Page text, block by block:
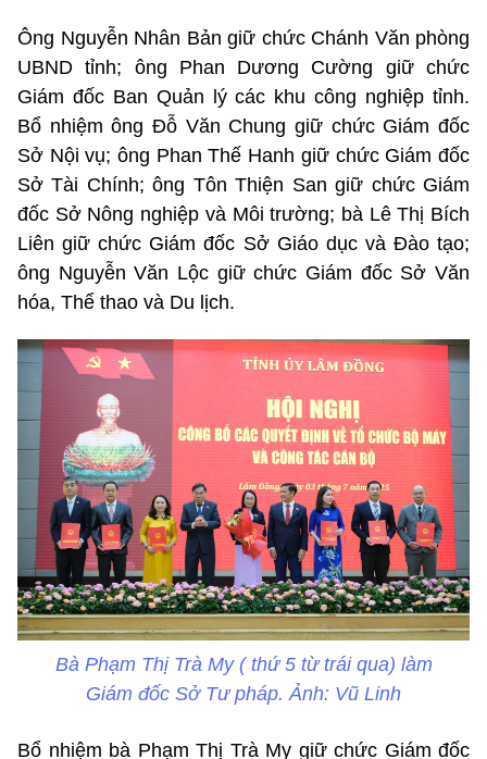
Ông Nguyễn Nhân Bản giữ chức Chánh Văn phòng
UBND tỉnh; ông Phan Dương Cường giữ chức
Giám đốc Ban Quản lý các khu công nghiệp tỉnh.
Bổ nhiệm ông Đỗ Văn Chung giữ chức Giám đốc
Sở Nội vụ; ông Phan Thế Hanh giữ chức Giám đốc
Sở Tài Chính; ông Tôn Thiện San giữ chức Giám
đốc Sở Nông nghiệp và Môi trường; bà Lê Thị Bích
Liên giữ chức Giám đốc Sở Giáo dục và Đào tạo;
ông Nguyễn Văn Lộc giữ chức Giám đốc Sở Văn
hóa, Thể thao và Du lịch.
Bà Phạm Thị Trà My ( thứ 5 từ trái qua) làm
Giám đốc Sở Tư pháp. Ảnh: Vũ Linh
Bổ nhiệm bà Phạm Thị Trà My giữ chức Giám đốc